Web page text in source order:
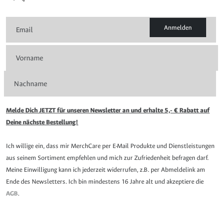
Anmelden
Melde Dich JETZT für unseren Newsletter an und erhalte 5,- € Rabatt auf
Deine nächste Bestellung!
Ich willige ein, dass mir MerchCare per E-Mail Produkte und Dienstleistungen
aus seinem Sortiment empfehlen und mich zur Zufriedenheit befragen darf.
Meine Einwilligung kann ich jederzeit widerrufen, z.B. per Abmeldelink am
Ende des Newsletters. Ich bin mindestens 16 Jahre alt und akzeptiere die
AGB.